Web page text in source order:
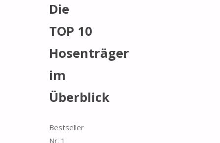
Die
TOP 10
Hosenträger
im
Überblick
Bestseller
Nr. 1